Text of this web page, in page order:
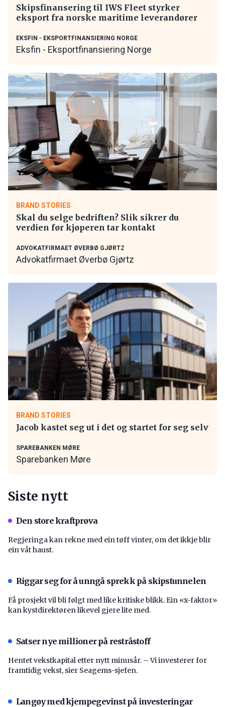
Skipsfinansering til IWS Fleet styrker
eksport fra norske maritime leverandører
EKSFIN - EKSPORTFINANSIERING NORGE
Eksfin - Eksportfinansiering Norge
BRAND STORIES
Skal du selge bedriften? Slik sikrer du
verdien før kjøperen tar kontakt
ADVOKATFIRMAET ØVERBØ GJØRTZ
Advokatfirmaet Øverbø Gjørtz
BRAND STORIES
Jacob kastet seg ut i det og startet for seg selv
SPAREBANKEN MØRE
Sparebanken Møre
Siste nytt
Den store kraftprøva
Regjeringa kan rekne med ein tøff vinter, om det ikkje blir
ein våt haust.
Riggar seg for å unngå sprekk på skipstunnelen
Få prosjekt vil bli følgt med like kritiske blikk. Ein «x-faktor»
kan kystdirektøren likevel gjere lite med.
Satser nye millioner på restråstoff
Hentet vekstkapital etter nytt minusår. – Vi investerer for
framtidig vekst, sier Seagems-sjefen.
Langøy med kjempegevinst på investeringar